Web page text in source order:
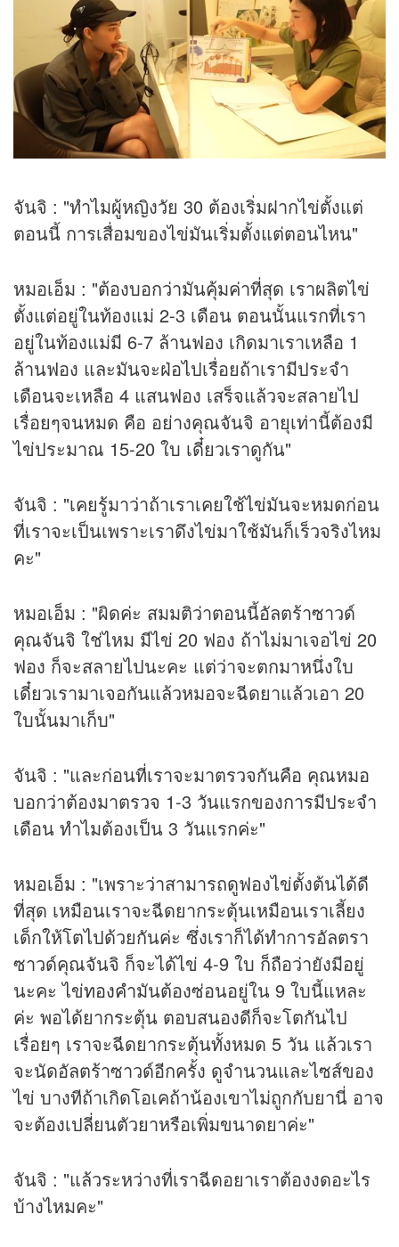
จันจิ : "ทำไมผู้หญิงวัย 30 ต้องเริ่มฝากไข่ตั้งแต่
ตอนนี้ การเสื่อมของไข่มันเริ่มตั้งแต่ตอนไหน"
หมอเอ็ม : "ต้องบอกว่ามันคุ้มค่าที่สุด เราผลิตไข่
ตั้งแต่อยู่ในท้องแม่ 2-3 เดือน ตอนนั้นแรกที่เรา
อยู่ในท้องแม่มี 6-7 ล้านฟอง เกิดมาเราเหลือ 1
ล้านฟอง และมันจะฝ่อไปเรื่อยถ้าเรามีประจำ
เดือนจะเหลือ 4 แสนฟอง เสร็จแล้วจะสลายไป
เรื่อยๆจนหมด คือ อย่างคุณจันจิ อายุเท่านี้ต้องมี
ไข่ประมาณ 15-20 ใบ เดี๋ยวเราดูกัน"
จันจิ : "เคยรู้มาว่าถ้าเราเคยใช้ไข่มันจะหมดก่อน
ที่เราจะเป็นเพราะเราดึงไข่มาใช้มันก็เร็วจริงไหม
คะ"
หมอเอ็ม : "ผิดค่ะ สมมติว่าตอนนี้อัลตร้าซาวด์
คุณจันจิ ใช่ไหม มีไข่ 20 ฟอง ถ้าไม่มาเจอไข่ 20
ฟอง ก็จะสลายไปนะคะ แต่ว่าจะตกมาหนึ่งใบ
เดี๋ยวเรามาเจอกันแล้วหมอจะฉีดยาแล้วเอา 20
ใบนั้นมาเก็บ"
จันจิ : "และก่อนที่เราจะมาตรวจกันคือ คุณหมอ
บอกว่าต้องมาตรวจ 1-3 วันแรกของการมีประจำ
เดือน ทำไมต้องเป็น 3 วันแรกค่ะ"
หมอเอ็ม : "เพราะว่าสามารถดูฟองไข่ตั้งต้นได้ดี
ที่สุด เหมือนเราจะฉีดยากระตุ้นเหมือนเราเลี้ยง
เด็กให้โตไปด้วยกันค่ะ ซึ่งเราก็ได้ทำการอัลตรา
ซาวด์คุณจันจิ ก็จะได้ไข่ 4-9 ใบ ก็ถือว่ายังมีอยู่
นะคะ ไข่ทองคำมันต้องซ่อนอยู่ใน 9 ใบนี้แหละ
ค่ะ พอได้ยากระตุ้น ตอบสนองดีก็จะโตกันไป
เรื่อยๆ เราจะฉีดยากระตุ้นทั้งหมด 5 วัน แล้วเรา
จะนัดอัลตร้าซาวด์อีกครั้ง ดูจำนวนและไซส์ของ
ไข่ บางทีถ้าเกิดโอเคถ้าน้องเขาไม่ถูกกับยานี่ อาจ
จะต้องเปลี่ยนตัวยาหรือเพิ่มขนาดยาค่ะ"
จันจิ : "แล้วระหว่างที่เราฉีดอยาเราต้องงดอะไร
บ้างไหมคะ"